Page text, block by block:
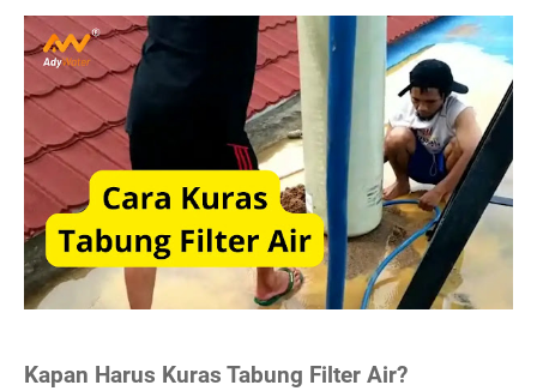
Kapan Harus Kuras Tabung Filter Air?